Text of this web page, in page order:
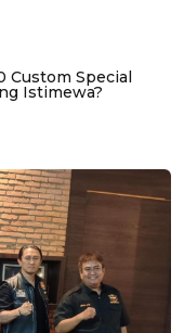
Custom Special
Istimewa?